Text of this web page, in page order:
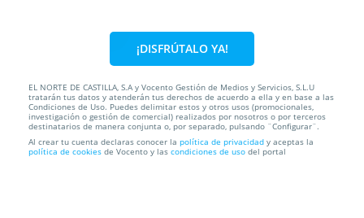
47% 32€ 16,90€
Tecnología Plasma Pen: elimina hasta 5 verrugas
planas o est...
ESTÉTICA Y MÁS Paseo de Zorrilla, 119, 47008. Valladolid.
¡DISFRÚTALO YA!
EL NORTE DE CASTILLA, S.A y Vocento Gestión de Medios y Servicios, S.L.U
tratarán tus datos y atenderán tus derechos de acuerdo a ella y en base a las
Condiciones de Uso. Puedes delimitar estos y otros usos (promocionales,
investigación o gestión de comercial) realizados por nosotros o por terceros
destinatarios de manera conjunta o, por separado, pulsando ¨Configurar¨.
Al crear tu cuenta declaras conocer la política de privacidad y aceptas la
política de cookies de Vocento y las condiciones de uso del portal